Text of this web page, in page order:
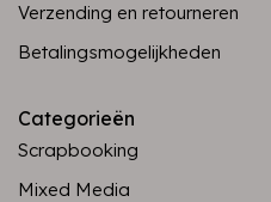
Verzending en retourneren
Betalingsmogelijkheden
Categorieën
Scrapbooking
Mixed Media